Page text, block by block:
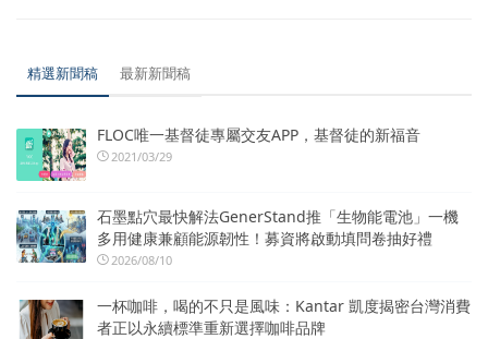
精選新聞稿 最新新聞稿
FLOC唯一基督徒專屬交友APP，基督徒的新福音
2021/03/29
石墨點穴最快解法GenerStand推「生物能電池」一機
多用健康兼顧能源韌性！募資將啟動填問卷抽好禮
2026/08/10
一杯咖啡，喝的不只是風味：Kantar 凱度揭密台灣消費
者正以永續標準重新選擇咖啡品牌